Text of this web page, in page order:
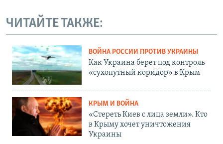
ЧИТАЙТЕ ТАКЖЕ:
ВОЙНА РОССИИ ПРОТИВ УКРАИНЫ
Как Украина берет под контроль
«сухопутный коридор» в Крым
КРЫМ И ВОЙНА
«Стереть Киев с лица земли». Кто
в Крыму хочет уничтожения
Украины